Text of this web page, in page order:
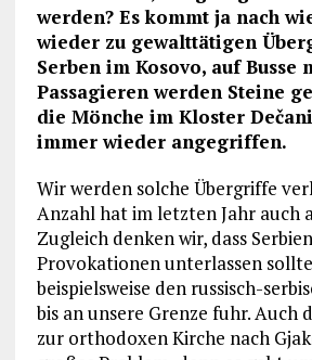
werden? Es kommt ja nach
wieder zu gewalttätigen
Serben im Kosovo, auf Busse
Passagieren werden Steine
die Mönche im Kloster
immer wieder angegriffen.
Wir werden solche Übergriffe
Anzahl hat im letzten Jahr auch
Zugleich denken wir, dass
Provokationen unterlassen
beispielsweise den russisch-
bis an unsere Grenze fuhr. Auch
zur orthodoxen Kirche nach